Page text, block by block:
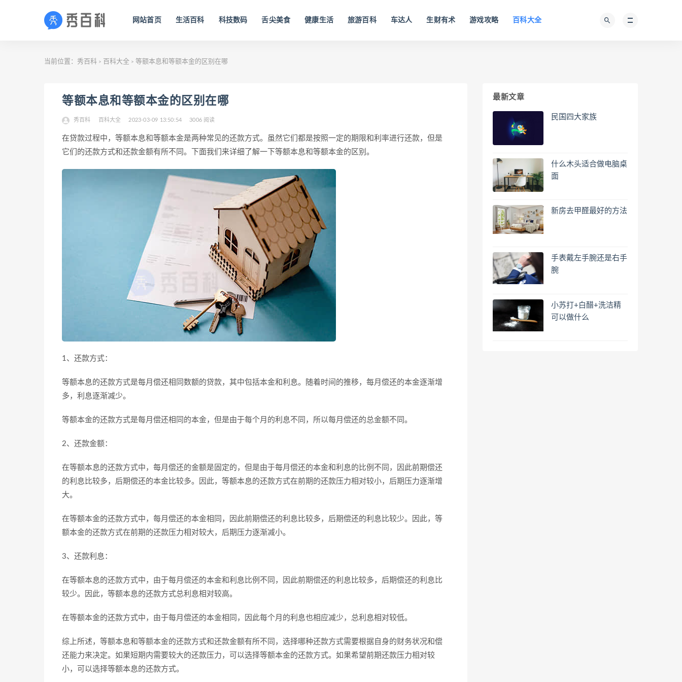
网站首页 生活百科 科技数码 舌尖美食 健康生活 旅游百科 车达人 生财有术 游戏攻略 百科大全
当前位置： 秀百科 > 百科大全 > 等额本息和等额本金的区别在哪
等额本息和等额本金的区别在哪
秀百科 百科大全 2023-03-09 13:50:54 3006 阅读
在贷款过程中，等额本息和等额本金是两种常见的还款方式。虽然它们都是按照一定的期限和利率进行还款，但是
它们的还款方式和还款金额有所不同。下面我们来详细了解一下等额本息和等额本金的区别。
1、还款方式：
等额本息的还款方式是每月偿还相同数额的贷款，其中包括本金和利息。随着时间的推移，每月偿还的本金逐渐增
多，利息逐渐减少。
等额本金的还款方式是每月偿还相同的本金，但是由于每个月的利息不同，所以每月偿还的总金额不同。
2、还款金额：
在等额本息的还款方式中，每月偿还的金额是固定的，但是由于每月偿还的本金和利息的比例不同，因此前期偿还
的利息比较多，后期偿还的本金比较多。因此，等额本息的还款方式在前期的还款压力相对较小，后期压力逐渐增
大。
在等额本金的还款方式中，每月偿还的本金相同，因此前期偿还的利息比较多，后期偿还的利息比较少。因此，等
额本金的还款方式在前期的还款压力相对较大，后期压力逐渐减小。
3、还款利息：
在等额本息的还款方式中，由于每月偿还的本金和利息比例不同，因此前期偿还的利息比较多，后期偿还的利息比
较少。因此，等额本息的还款方式总利息相对较高。
在等额本金的还款方式中，由于每月偿还的本金相同，因此每个月的利息也相应减少，总利息相对较低。
综上所述，等额本息和等额本金的还款方式和还款金额有所不同，选择哪种还款方式需要根据自身的财务状况和偿
还能力来决定。如果短期内需要较大的还款压力，可以选择等额本金的还款方式。如果希望前期还款压力相对较
小，可以选择等额本息的还款方式。
最新文章
民国四大家族
什么木头适合做电脑桌
面
新房去甲醛最好的方法
手表戴左手腕还是右手
腕
小苏打+白醋+洗洁精
可以做什么